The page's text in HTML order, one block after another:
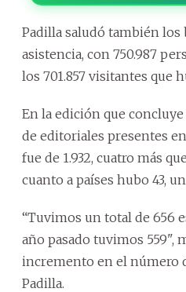
Padilla saludó también los
asistencia, con 750.987
los 701.857 visitantes que
En la edición que
de editoriales presentes
fue de 1.932, cuatro más
cuanto a países hubo 43,
“Tuvimos un total de 656
año pasado tuvimos 559",
incremento en el número
Padilla.